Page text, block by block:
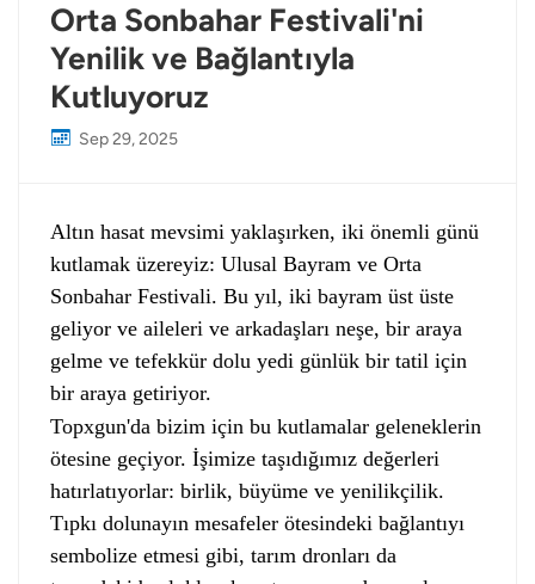
Türkçe
Tiếng Việt
Orta Sonbahar Festivali'ni
Yenilik ve Bağlantıyla
Kutluyoruz
Sep 29, 2025
Altın hasat mevsimi yaklaşırken, iki önemli günü
kutlamak üzereyiz: Ulusal Bayram ve Orta
Sonbahar Festivali. Bu yıl, iki bayram üst üste
geliyor ve aileleri ve arkadaşları neşe, bir araya
gelme ve tefekkür dolu yedi günlük bir tatil için
bir araya getiriyor.
Topxgun'da bizim için bu kutlamalar geleneklerin
ötesine geçiyor. İşimize taşıdığımız değerleri
hatırlatıyorlar: birlik, büyüme ve yenilikçilik.
Tıpkı dolunayın mesafeler ötesindeki bağlantıyı
sembolize etmesi gibi, tarım dronları da